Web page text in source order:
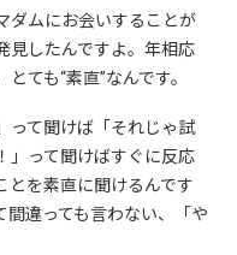
ダムにお会いすることが
見したんですよ。年相応
ても“素直”なんです。
って聞けば「それじゃ試
」って聞けばすぐに反応
とを素直に聞けるんです
間違っても言わない、「や